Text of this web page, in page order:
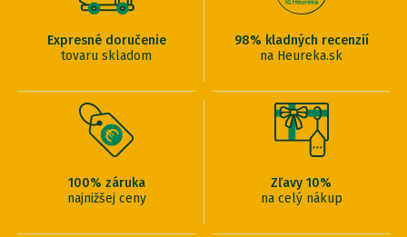
Expresné doručenie
tovaru skladom
98% kladných recenzií
na Heureka.sk
100% záruka
najnižšej ceny
Zľavy 10%
na celý nákup